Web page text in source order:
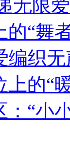
无限爱
“舞
编织
的“
“小